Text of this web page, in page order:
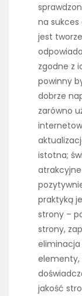
na sukces
jest
zgodne z
powinny
dobrze
zarówno
istotna;
praktyką
strony –
strony,
elementy,
jakość